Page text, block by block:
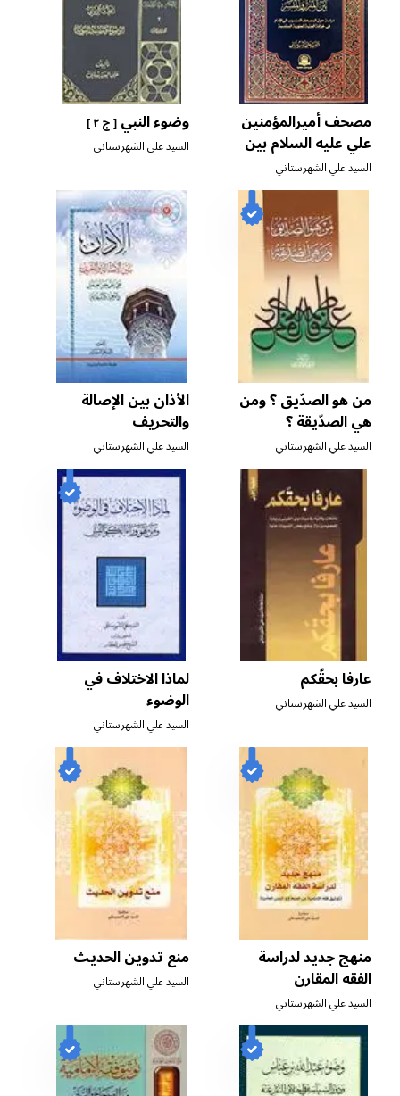
مصحف أميرالمؤمنين
علي عليه السلام بين
المنزل والمفسّر
السيد علي الشهرستاني
وضوء النبي[ ج ٢ ]
السيد علي الشهرستاني
من هو الصدّيق ؟ ومن
هي الصدّيقة ؟
السيد علي الشهرستاني
الأذان بين الإصالة
والتحريف
السيد علي الشهرستاني
عارفا بحقّكم
السيد علي الشهرستاني
لماذا الاختلاف في
الوضوء
السيد علي الشهرستاني
منهج جديد لدراسة
الفقه المقارن
السيد علي الشهرستاني
منع تدوين الحديث
السيد علي الشهرستاني